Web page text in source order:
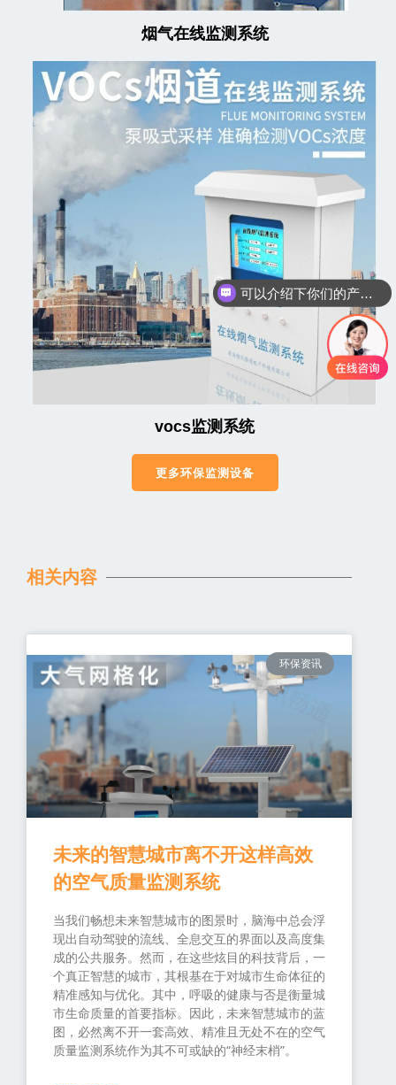
烟气在线监测系统
vocs监测系统
更多环保监测设备
相关内容
环保资讯
未来的智慧城市离不开这样高效
的空气质量监测系统
当我们畅想未来智慧城市的图景时，脑海中总会浮
现出自动驾驶的流线、全息交互的界面以及高度集
成的公共服务。然而，在这些炫目的科技背后，一
个真正智慧的城市，其根基在于对城市生命体征的
精准感知与优化。其中，呼吸的健康与否是衡量城
市生命质量的首要指标。因此，未来智慧城市的蓝
图，必然离不开一套高效、精准且无处不在的空气
质量监测系统作为其不可或缺的“神经末梢”。
可以介绍下你们的产品么